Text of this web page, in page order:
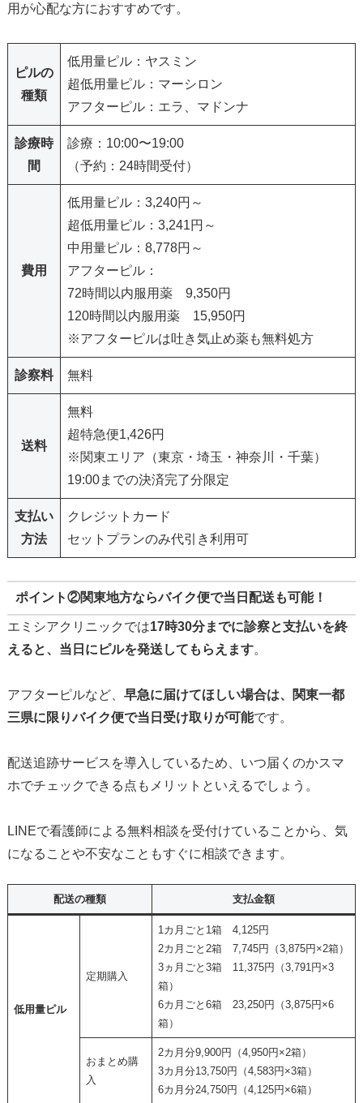
用が心配な方におすすめです。
ピルの
種類
低用量ピル：ヤスミン
超低用量ピル：マーシロン
アフターピル：エラ、マドンナ
診療時
間
診療：10:00〜19:00
（予約：24時間受付）
費用
低用量ピル：3,240円～
超低用量ピル：3,241円～
中用量ピル：8,778円～
アフターピル：
72時間以内服用薬 9,350円
120時間以内服用薬 15,950円
※アフターピルは吐き気止め薬も無料処方
診察料 無料
送料
無料
超特急便1,426円
※関東エリア（東京・埼玉・神奈川・千葉）
19:00までの決済完了分限定
支払い
方法
クレジットカード
セットプランのみ代引き利用可
ポイント②関東地方ならバイク便で当日配送も可能！
エミシアクリニックでは17時30分までに診察と支払いを終
えると、当日にピルを発送してもらえます。
アフターピルなど、 早急に届けてほしい場合は、関東一都
三県に限りバイク便で当日受け取りが可能です。
配送追跡サービスを導入しているため、いつ届くのかスマ
ホでチェックできる点もメリットといえるでしょう。
LINEで看護師による無料相談を受付けていることから、気
になることや不安なこともすぐに相談できます。
配送の種類 支払金額
低用量ピル
定期購入
1カ月ごと1箱 4,125円
2カ月ごと2箱 7,745円（3,875円×2箱）
3ヵ月ごと3箱 11,375円（3,791円×3
箱）
6カ月ごと6箱 23,250円（3,875円×6
箱）
おまとめ購
入
2カ月分9,900円（4,950円×2箱）
3カ月分13,750円（4,583円×3箱）
6カ月分24,750円（4,125円×6箱）